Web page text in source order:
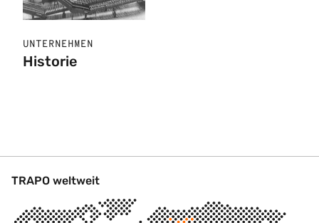
UNTERNEHMEN
Historie
TRAPO weltweit